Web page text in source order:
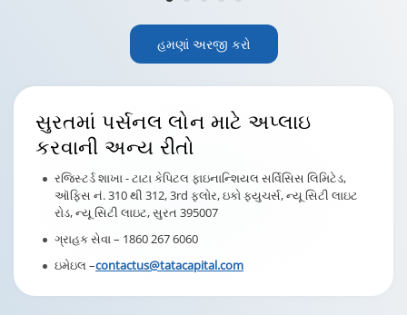
હમણાં અરજી કરો
સુરતમાં પર્સનલ લોન માટે અપ્લાઇ
કરવાની અન્ય રીતો
રજિસ્ટર્ડ શાખા - ટાટા કેપિટલ ફાઇનાન્શિયલ સર્વિસિસ લિમિટેડ,
ઑફિસ નં. 310 થી 312, 3rd ફ્લોર, ઇકો ફ્યુચર્સ, ન્યૂ સિટી લાઇટ
રોડ, ન્યૂ સિટી લાઇટ, સુરત 395007
ગ્રાહક સેવા – 1860 267 6060
ઇમેઇલ –contactus@tatacapital.com